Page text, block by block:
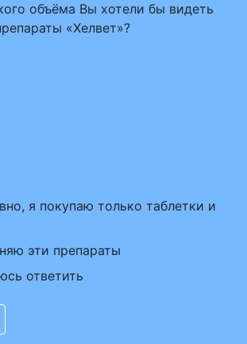
объёма Вы хотели бы видеть
«Хелвет»?
я покупаю только таблетки и
эти препараты
ответить